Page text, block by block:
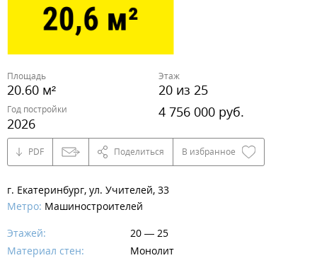
Площадь
20.60 м²
Этаж
20 из 25
Год постройки
2026
4 756 000 руб.
PDF Поделиться В избранное
г. Екатеринбург, ул. Учителей, 33
Метро: Машиностроителей
Этажей:
20 — 25
Материал стен:
Монолит